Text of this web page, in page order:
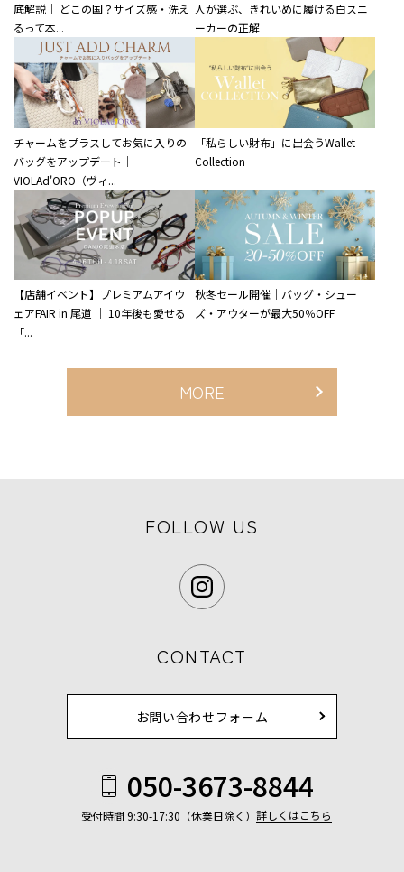
底解説｜ どこの国？サイズ感・洗え
るって本...
人が選ぶ、きれいめに履ける白スニ
ーカーの正解
チャームをプラスしてお気に入りの
バッグをアップデート｜
VIOLAd'ORO（ヴィ...
「私らしい財布」に出会うWallet
Collection
【店舗イベント】プレミアムアイウ
ェアFAIR in 尾道 ｜ 10年後も愛せる
「...
秋冬セール開催｜バッグ・シュー
ズ・アウターが最大50％OFF
MORE
FOLLOW US
CONTACT
お問い合わせフォーム
050-3673-8844
受付時間 9:30-17:30（休業日除く） 詳しくはこちら